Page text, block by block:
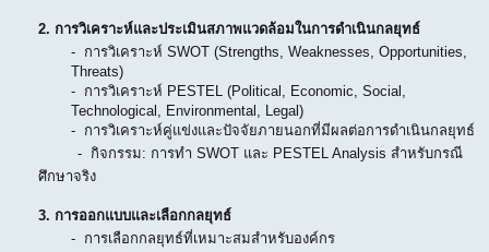
2. การวิเคราะห์และประเมินสภาพแวดล้อมในการดำเนินกลยุทธ์
- การวิเคราะห์ SWOT (Strengths, Weaknesses, Opportunities,
Threats)
- การวิเคราะห์ PESTEL (Political, Economic, Social,
Technological, Environmental, Legal)
- การวิเคราะห์คู่แข่งและปัจจัยภายนอกที่มีผลต่อการดำเนินกลยุทธ์
- กิจกรรม: การทำ SWOT และ PESTEL Analysis สำหรับกรณี
ศึกษาจริง
3. การออกแบบและเลือกกลยุทธ์
- การเลือกกลยุทธ์ที่เหมาะสมสำหรับองค์กร